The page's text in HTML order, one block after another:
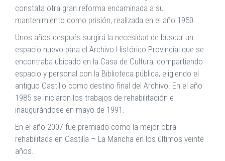
constata otra gran reforma encaminada a su
mantenimiento como prisión, realizada en el año 1950.
Unos años después surgirá la necesidad de buscar un
espacio nuevo para el Archivo Histórico Provincial que se
encontraba ubicado en la Casa de Cultura, compartiendo
espacio y personal con la Biblioteca pública, eligiendo el
antiguo Castillo como destino final del Archivo. En el año
1985 se iniciaron los trabajos de rehabilitación e
inaugurándose en mayo de 1991.
En el año 2007 fue premiado como la mejor obra
rehabilitada en Castilla – La Mancha en los últimos veinte
años.